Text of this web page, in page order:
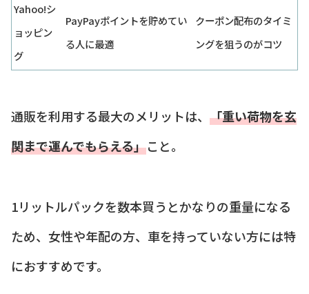
Yahoo!シ
ョッピン
グ
PayPayポイントを貯めてい
る人に最適
クーポン配布のタイミ
ングを狙うのがコツ
通販を利用する最大のメリットは、 「重い荷物を玄
関まで運んでもらえる」こと。
1リットルパックを数本買うとかなりの重量になる
ため、女性や年配の方、車を持っていない方には特
におすすめです。